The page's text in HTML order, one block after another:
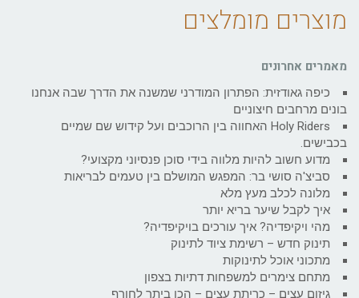
מוצרים מומלצים
מאמרים אחרונים
כיפה גאודזית: הפתרון המודרני שמשנה את הדרך שבה אנחנו
בונים מרחבים חיצוניים
Holy Riders האחווה בין הרוכבים ועל קידוש שם שמיים
בכבישים.
מדוע חשוב להיות מלווה בידי סוכן פנסיוני מקצועי?
סביצ'ה סושי בר: המפגש המושלם בין טעמים לבריאות
מלונה לכלב מעץ מלא
איך לקבל שיער בריא יותר
מהי ויקיפדיה? איך עורכים בויקיפדיה?
תינוק חדש – רשימת ציוד לתינוק
מתכוני אוכל לתינוקות
מתחם צימרים למשפחות דתיות בצפון
גיזום עצים – כריתת עצים – הכן ביתך לחורף